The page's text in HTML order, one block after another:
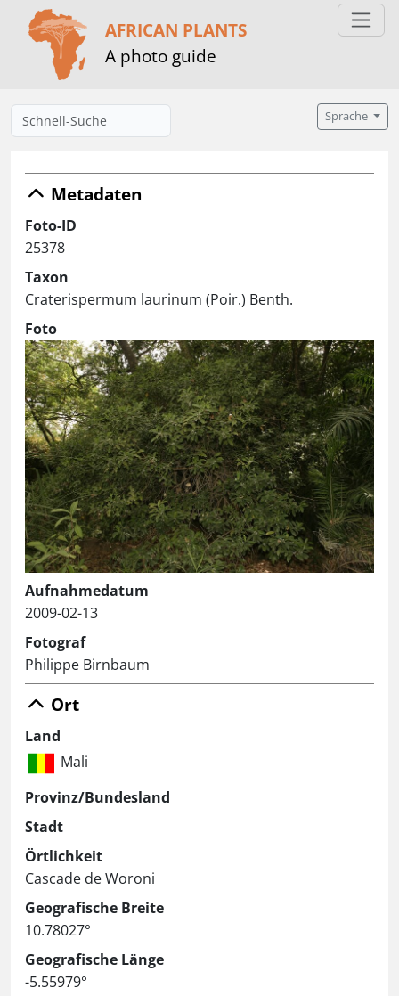
AFRICAN PLANTS
A photo guide
Sprache
Metadaten
Foto-ID
25378
Taxon
Craterispermum laurinum (Poir.) Benth.
Foto
Aufnahmedatum
2009-02-13
Fotograf
Philippe Birnbaum
Ort
Land
Mali
Provinz/Bundesland
Stadt
Örtlichkeit
Cascade de Woroni
Geografische Breite
10.78027°
Geografische Länge
-5.55979°